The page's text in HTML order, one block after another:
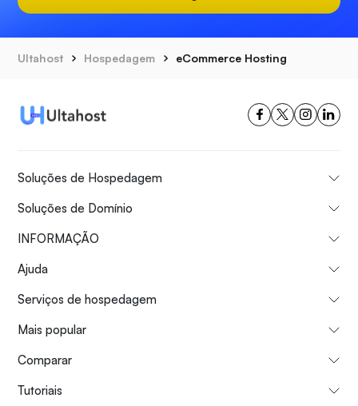
Ultahost Hospedagem eCommerce Hosting
Soluções de Hospedagem
Soluções de Domínio
INFORMAÇÃO
Ajuda
Serviços de hospedagem
Mais popular
Comparar
Tutoriais